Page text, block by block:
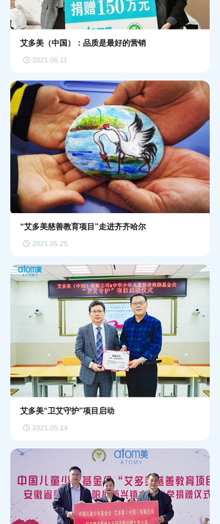
艾多美（中国）：品质是最好的营销
2021.06.11
“艾多美慈善教育项目”走进齐齐哈尔
2021.05.25
艾多美“卫艾守护”项目启动
2021.05.14